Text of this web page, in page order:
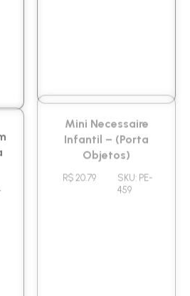
Mini Necessaire
Infantil – (Porta
Objetos)